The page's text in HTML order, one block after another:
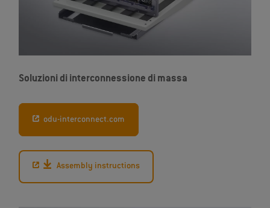
Soluzioni di interconnessione di massa
odu-interconnect.com
Assembly instructions